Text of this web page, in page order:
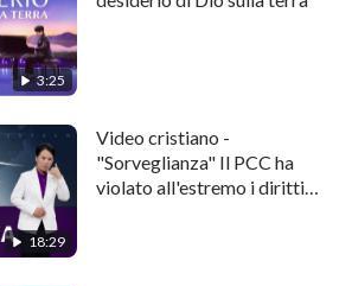
una svolta sbagliata.
3:25
18:29
Video cristiano -
"Sorveglianza" Il PCC ha
violato all'estremo i diritti